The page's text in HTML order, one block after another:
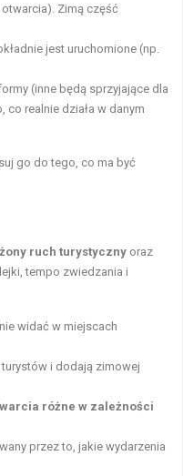
otwarcia). Zimą część
jest uruchomione (np.
(inne będą sprzyjające dla
realnie działa w danym
go do tego, co ma być
ruch turystyczny oraz
tempo zwiedzania i
widać w miejscach
turystów i dodają zimowej
różne w zależności
przez to, jakie wydarzenia